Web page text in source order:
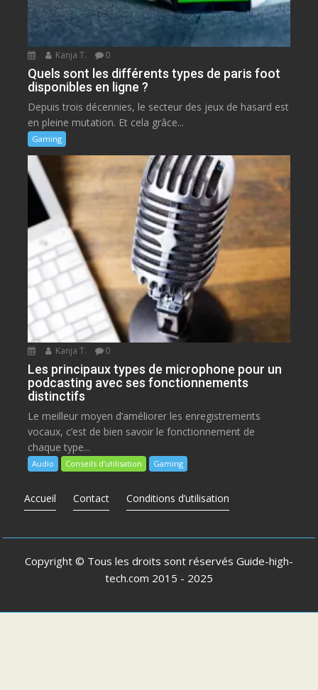
Kanja T. 0
Quels sont les différents types de paris foot
disponibles en ligne ?
Depuis trois décennies, le secteur des jeux de hasard est
en pleine mutation. Et cela grâce...
Gaming
Kanja T. 0
Les principaux types de microphone pour un
podcasting avec ses fonctionnements
distinctifs
Le meilleur moyen d’améliorer les enregistrements
vocaux, c’est de bien savoir le fonctionnement de
chaque type...
Audio Conseils d’utilisation Gaming
Accueil Contact Conditions d’utilisation
Copyright © Tous les droits sont réservés Guide-high-
tech.com 2015 - 2025